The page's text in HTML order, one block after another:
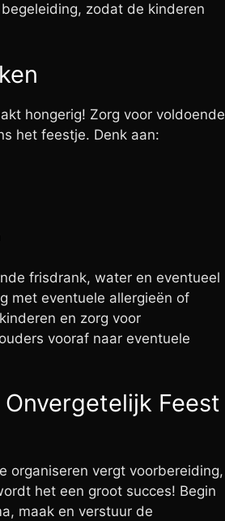
zodat de kinderen
hongerig! Zorg voor voldoende
het feestje. Denk aan:
frisdrank, water en eventueel
met eventuele allergieën of
en zorg voor
vooraf naar eventuele
Feest
organiseren vergt voorbereiding,
het een groot succes! Begin
maak en verstuur de